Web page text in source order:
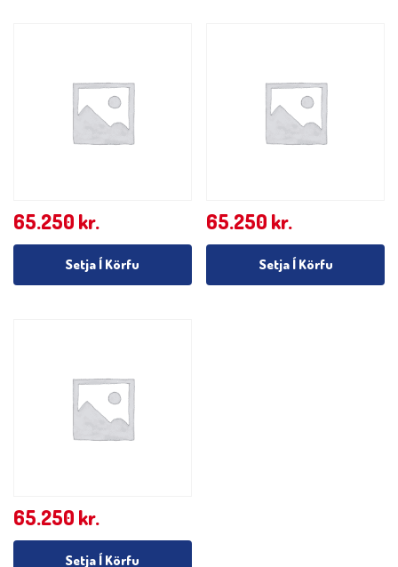
65.250 kr.
Setja Í Körfu
65.250 kr.
Setja Í Körfu
65.250 kr.
Setja Í Körfu